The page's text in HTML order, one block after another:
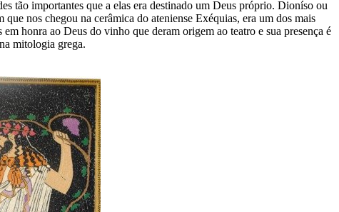
tão importantes que a elas era destinado um Deus próprio. Dioníso ou
nos chegou na cerâmica do ateniense Exéquias, era um dos mais
honra ao Deus do vinho que deram origem ao teatro e sua presença é
mitologia grega.